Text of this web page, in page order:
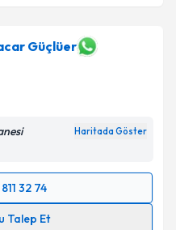
ile bilgilendireceğiz.
ilişkin
verilerimin belirtilen
kabul ediyorum.
Güçlüer
Haritada Göster
32 74
Talep Et